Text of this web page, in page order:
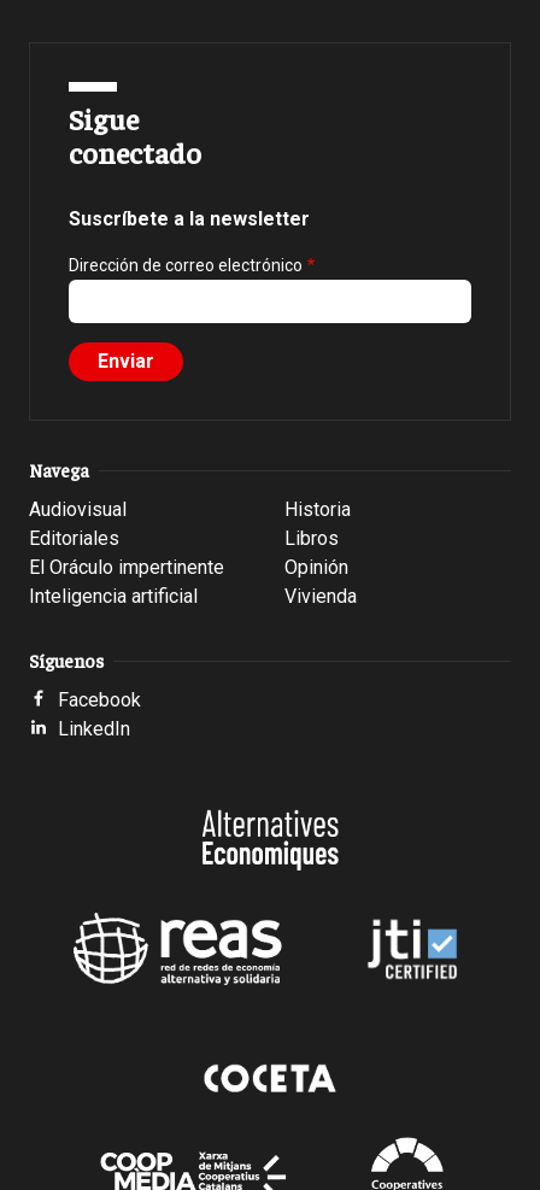
Sigue
conectado
Suscríbete a la newsletter
Dirección de correo electrónico
Navega
Audiovisual
Editoriales
El Oráculo impertinente
Inteligencia artificial
Historia
Libros
Opinión
Vivienda
Síguenos
Facebook
LinkedIn